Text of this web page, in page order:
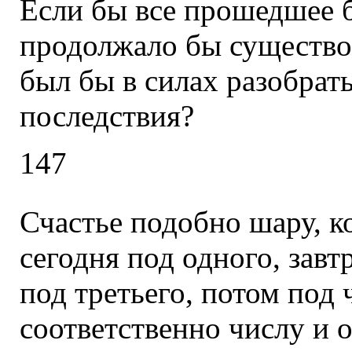
Если бы все прошедшее
продолжало бы
был бы в силах
последствия?
147
Счастье подобно шару,
сегодня под одного,
под третьего, потом под
соответственно числу и